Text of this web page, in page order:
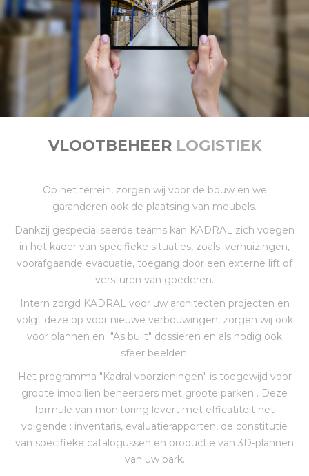
VLOOTBEHEER LOGISTIEK
Op het terrein, zorgen wij voor de bouw en we
garanderen ook de plaatsing van meubels.
Dankzij gespecialiseerde teams kan KADRAL zich voegen
in het kader van specifieke situaties, zoals: verhuizingen,
voorafgaande evacuatie, toegang door een externe lift of
versturen van goederen.
Intern zorgd KADRAL voor uw architecten projecten en
volgt deze op voor nieuwe verbouwingen, zorgen wij ook
voor plannen en "As built" dossieren en als nodig ook
sfeer beelden.
Het programma "Kadral voorzieningen" is toegewijd voor
groote imobilien beheerders met groote parken . Deze
formule van monitoring levert met efficatiteit het
volgende : inventaris, evaluatierapporten, de constitutie
van specifieke catalogussen en productie van 3D-plannen
van uw park.